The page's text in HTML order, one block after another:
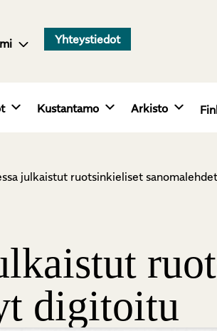
Yhteystiedot
Kustantamo Arkisto
julkaistut ruotsinkieliset
digitoitu